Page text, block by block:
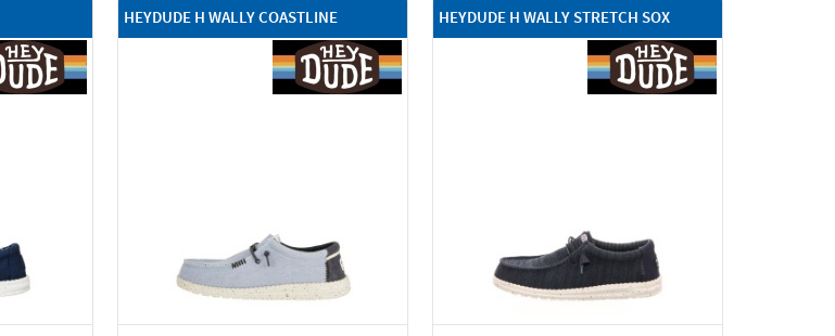
HEYDUDE H WALLY COASTLINE HEYDUDE H WALLY STRETCH SOX